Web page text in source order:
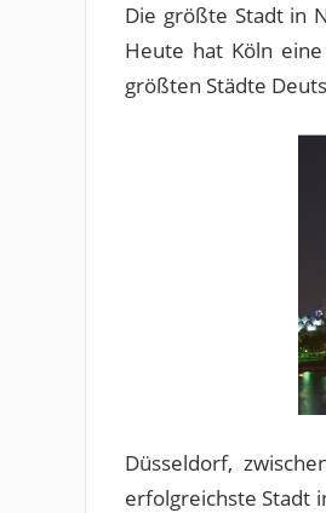
Die größte Stadt in
Heute hat Köln
größten Städte
Düsseldorf,
erfolgreichste Stadt